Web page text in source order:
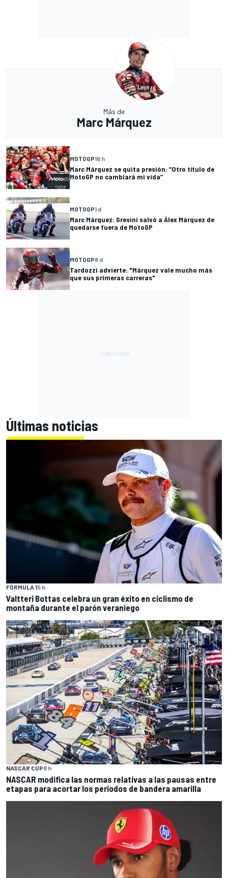
Más de
Marc Márquez
MOTOGP16 h
Marc Márquez se quita presión: “Otro título de
MotoGP no cambiará mi vida”
MOTOGP1 d
Marc Márquez: Gresini salvó a Álex Márquez de
quedarse fuera de MotoGP
MOTOGP8 d
Tardozzi advierte: "Márquez vale mucho más
que sus primeras carreras"
Últimas noticias
FÓRMULA 15 h
Valtteri Bottas celebra un gran éxito en ciclismo de
montaña durante el parón veraniego
NASCAR CUP8 h
NASCAR modifica las normas relativas a las pausas entre
etapas para acortar los periodos de bandera amarilla